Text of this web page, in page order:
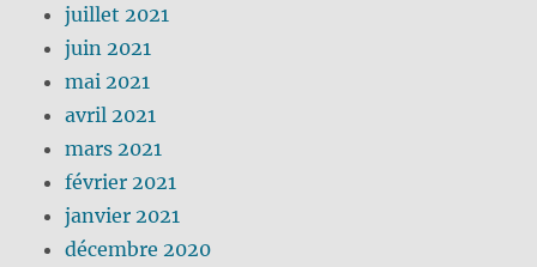
juillet 2021
juin 2021
mai 2021
avril 2021
mars 2021
février 2021
janvier 2021
décembre 2020